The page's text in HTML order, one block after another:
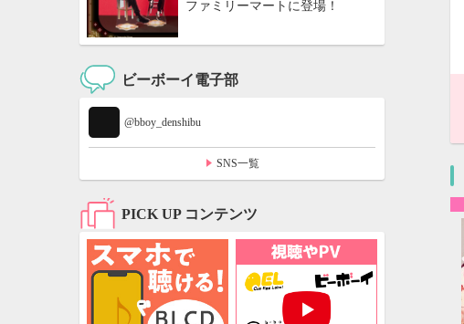
ファミリーマートに登場！
ビーボーイ電子部
@bboy_denshibu
SNS一覧
PICK UP コンテンツ